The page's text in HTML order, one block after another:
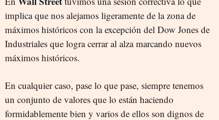
implica que nos alejamos ligeramente de la zona de
máximos históricos con la excepción del Dow Jones de
Industriales que logra cerrar al alza marcando nuevos
máximos históricos.
En cualquier caso, pase lo que pase, siempre tenemos
un conjunto de valores que lo están haciendo
formidablemente bien y varios de ellos son dignos de